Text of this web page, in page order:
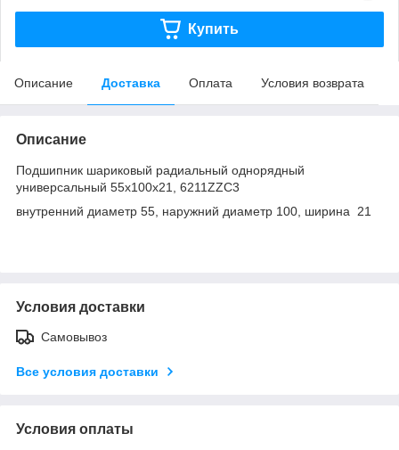
Купить
Описание Доставка Оплата Условия возврата
Описание
Подшипник шариковый радиальный однорядный
универсальный 55x100x21, 6211ZZC3
внутренний диаметр 55, наружний диаметр 100, ширина 21
Условия доставки
Самовывоз
Все условия доставки
Условия оплаты